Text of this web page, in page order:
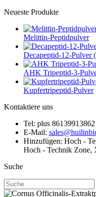
Neueste Produkte
Melittin-Peptidpulver
Decapeptid-12-Pulver
AHK Tripeptid-3-
Kupfertripeptid-Pulver
Kontaktiere uns
Tel: plus
E-Mail:
Hinzufügen: Hoch -
Hoch - Technik Zone,
Suche